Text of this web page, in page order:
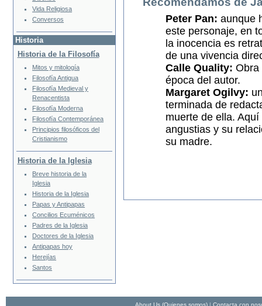
Peter Pan: aunque
este personaje, en
la inocencia es
de una vivencia
Calle Quality: Obra
época del autor.
Margaret Ogilvy:
terminada de
muerte de ella.
angustias y su
su madre.
Vida Religiosa
Conversos
Historia
Historia de la Filosofía
Mitos y mitología
Filosofía Antigua
Filosofía Medieval y
Renacentista
Filosofía Moderna
Filosofía Contemporánea
Principios filosóficos del
Cristianismo
Historia de la Iglesia
Breve historia de la
Iglesia
Historia de la Iglesia
Papas y Antipapas
Concilios Ecuménicos
Padres de la Iglesia
Doctores de la Iglesia
Antipapas hoy
Herejías
Santos
About Us (Quienes somos) | Contacta con